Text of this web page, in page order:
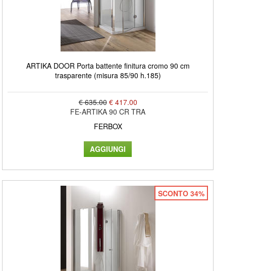
ARTIKA DOOR Porta battente finitura cromo 90 cm
trasparente (misura 85/90 h.185)
€ 635.00 € 417.00
FE-ARTIKA 90 CR TRA
FERBOX
SCONTO 34%